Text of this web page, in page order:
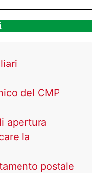
del CMP
apertura
la
postale